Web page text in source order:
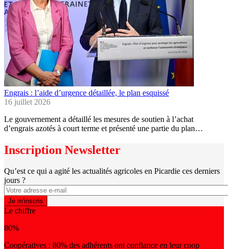
Engrais : l’aide d’urgence détaillée, le plan esquissé
16 juillet 2026
Le gouvernement a détaillé les mesures de soutien à l’achat
d’engrais azotés à court terme et présenté une partie du plan…
Inscription Newsletter
Qu’est ce qui a agité les actualités agricoles en Picardie ces derniers
jours ?
Le chiffre
80%
Coopératives : 80% des adhérents ont confiance en leur coop